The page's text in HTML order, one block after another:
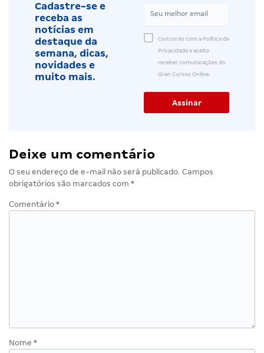
Cadastre-se e
receba as
notícias em
destaque da
semana, dicas,
novidades e
muito mais.
Concordo com a Política de
Privacidade e aceito
receber comunicações do
Gran Cursos Online.
Deixe um comentário
O seu endereço de e-mail não será publicado. Campos
obrigatórios são marcados com *
Comentário *
Nome *